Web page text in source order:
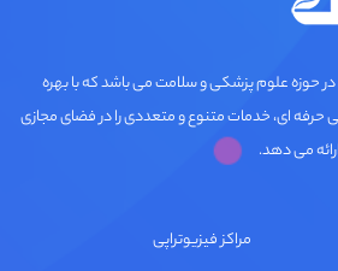
حوزه علوم پزشکی و سلامت می باشد که با بهره
حرفه ای، خدمات متنوع و متعددی را در فضای مجازی
می دهد.
مراکز فیزیوتراپی